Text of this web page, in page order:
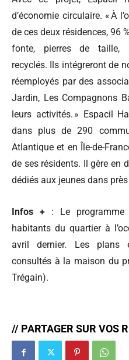
d’économie circulaire. « À
de ces deux résidences, 96
fonte, pierres de taille,
recyclés. Ils intégreront de
réemployés par des
Jardin, Les Compagnons
leurs activités. » Espacil
dans plus de 290
Atlantique et en Île-de-
de ses résidents. Il gère en
dédiés aux jeunes dans
Infos + : Le
habitants du quartier à
avril dernier. Les plans
consultés à la maison du
Trégain).
// PARTAGER SUR VOS